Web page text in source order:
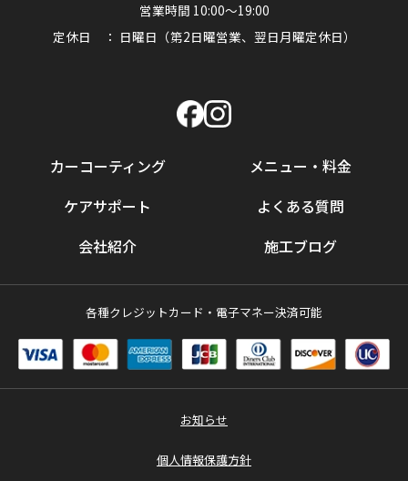
営業時間 10:00～19:00
定休日 ： 日曜日（第2日曜営業、翌日月曜定休日）
カーコーティング
メニュー・料金
ケアサポート
よくある質問
会社紹介
施工ブログ
各種クレジットカード・電子マネー決済可能
お知らせ
個人情報保護方針